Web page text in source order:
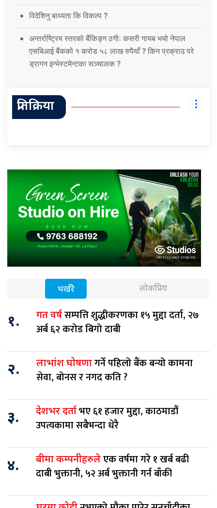
विदेशिनु बाध्यता कि विकल्प ?
अन्तर्राष्ट्रिय स्तरको बैंकिङ्ग ठगीः कसरी गायब भयो नेपाल
एसबिआई बैंकको १ करोड ५८ लाख रुपैयाँ ? किन प्रक्राउ परे
ड्रागन इन्भेस्टमेन्टका सञ्चालक ?
प्रतिक्रिया
भर्खरै लोकप्रिय
१. गत वर्षसम्पत्ति शुद्धीकरणका १५ मुद्दा दर्ता, २७
अर्ब ६२ करोड बिगो दाबी
२. लाभांश घोषणागर्ने पहिलो बैंक बन्यो कामना
सेवा, बोनस र नगद कति ?
३. देशभर दर्ताभए ६१ हजार मुद्दा, काठमाडौं
उपत्यकामा सबैभन्दा धेरै
४. बीमा कम्पनीहरुलेएक वर्षमा गरे १ खर्ब बढी
दाबी भुक्तानी, ५२ अर्ब भुक्तानी गर्न बाँकी